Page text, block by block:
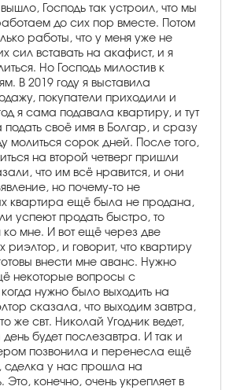
Господь так устроил, что мы
до сих пор вместе. Потом
работы, что у меня уже не
сил вставать на акафист, и я
Но Господь милостив к
В 2019 году я выставила
покупатели приходили и
я сама подавала квартиру, и тут
своё имя в Болгар, и сразу
молиться сорок дней. После того,
на второй четверг пришли
что им всё нравится, и они
но почему-то не
квартира ещё была не продана,
успеют продать быстро, то
ко мне. И вот ещё через две
риэлтор, и говорит, что квартиру
внести мне аванс. Нужно
некоторые вопросы с
нужно было выходить на
сказала, что выходим завтра,
же свт. Николай Угодник ведет,
будет послезавтра. И так и
позвонила и перенесла ещё
сделка у нас прошла на
Это, конечно, очень укрепляет в